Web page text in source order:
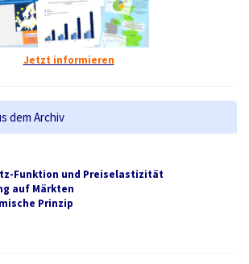
Jetzt informieren
dem Archiv
Funktion und Preiselastizität
auf Märkten
Prinzip